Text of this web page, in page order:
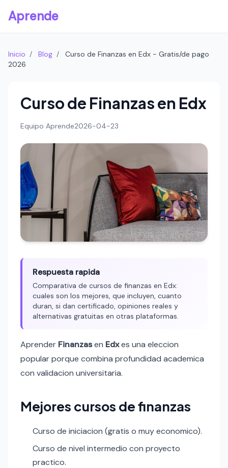
Aprende
Inicio / Blog /
Curso de Finanzas en Edx - Gratis/de pago
2026
Curso de Finanzas en Edx
Equipo Aprende2026-04-23
Respuesta rapida
Comparativa de cursos de finanzas en Edx:
cuales son los mejores, que incluyen, cuanto
duran, si dan certificado, opiniones reales y
alternativas gratuitas en otras plataformas.
Aprender Finanzasen Edxes una eleccion
popular porque combina profundidad academica
con validacion universitaria.
Mejores cursos de finanzas
Curso de iniciacion (gratis o muy economico).
Curso de nivel intermedio con proyecto
practico.